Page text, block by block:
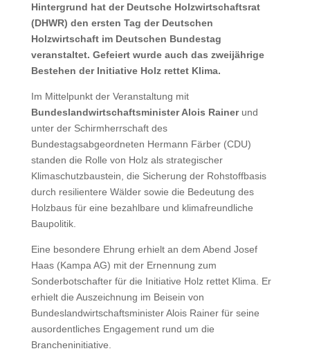
Hintergrund hat der Deutsche Holzwirtschaftsrat
(DHWR) den ersten Tag der Deutschen
Holzwirtschaft im Deutschen Bundestag
veranstaltet. Gefeiert wurde auch das zweijährige
Bestehen der Initiative Holz rettet Klima.
Im Mittelpunkt der Veranstaltung mit
Bundeslandwirtschaftsminister Alois Rainer und
unter der Schirmherrschaft des
Bundestagsabgeordneten Hermann Färber (CDU)
standen die Rolle von Holz als strategischer
Klimaschutzbaustein, die Sicherung der Rohstoffbasis
durch resilientere Wälder sowie die Bedeutung des
Holzbaus für eine bezahlbare und klimafreundliche
Baupolitik.
Eine besondere Ehrung erhielt an dem Abend Josef
Haas (Kampa AG) mit der Ernennung zum
Sonderbotschafter für die Initiative Holz rettet Klima. Er
erhielt die Auszeichnung im Beisein von
Bundeslandwirtschaftsminister Alois Rainer für seine
ausordentliches Engagement rund um die
Brancheninitiative.